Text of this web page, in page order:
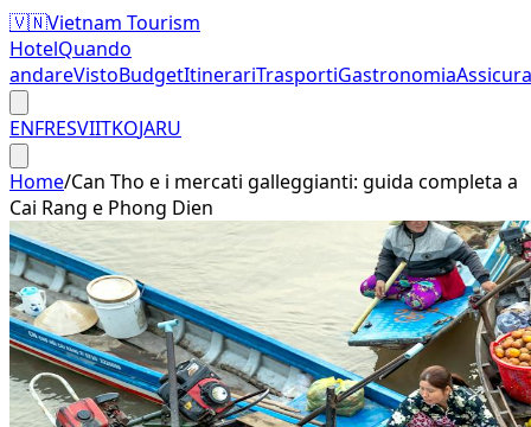
🇻🇳Vietnam Tourism
HotelQuando
andareVistoBudgetItinerariTrasportiGastronomia
ENFRESVIITKOJARU
Home/Can Tho e i mercati galleggianti: guida completa a
Cai Rang e Phong Dien